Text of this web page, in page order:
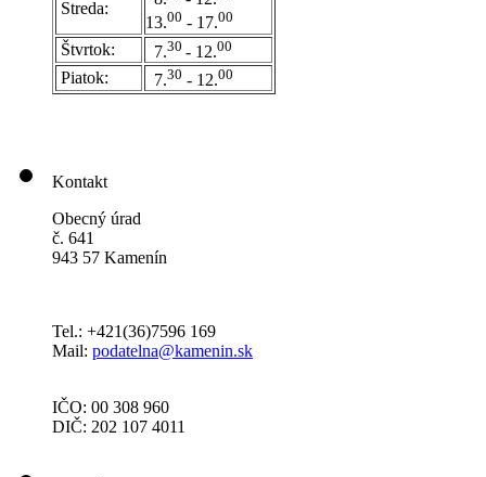
Streda:
13.00 - 17.00
Štvrtok: 7.30 - 12.00
Piatok: 7.30 - 12.00
Kontakt
Obecný úrad
č. 641
943 57 Kamenín
Tel.: +421(36)7596 169
Mail: podatelna@kamenin.sk
IČO: 00 308 960
DIČ: 202 107 4011